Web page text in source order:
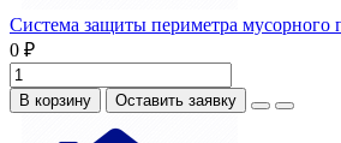
Система защиты периметра мусорного
0 ₽
В корзину Оставить заявку